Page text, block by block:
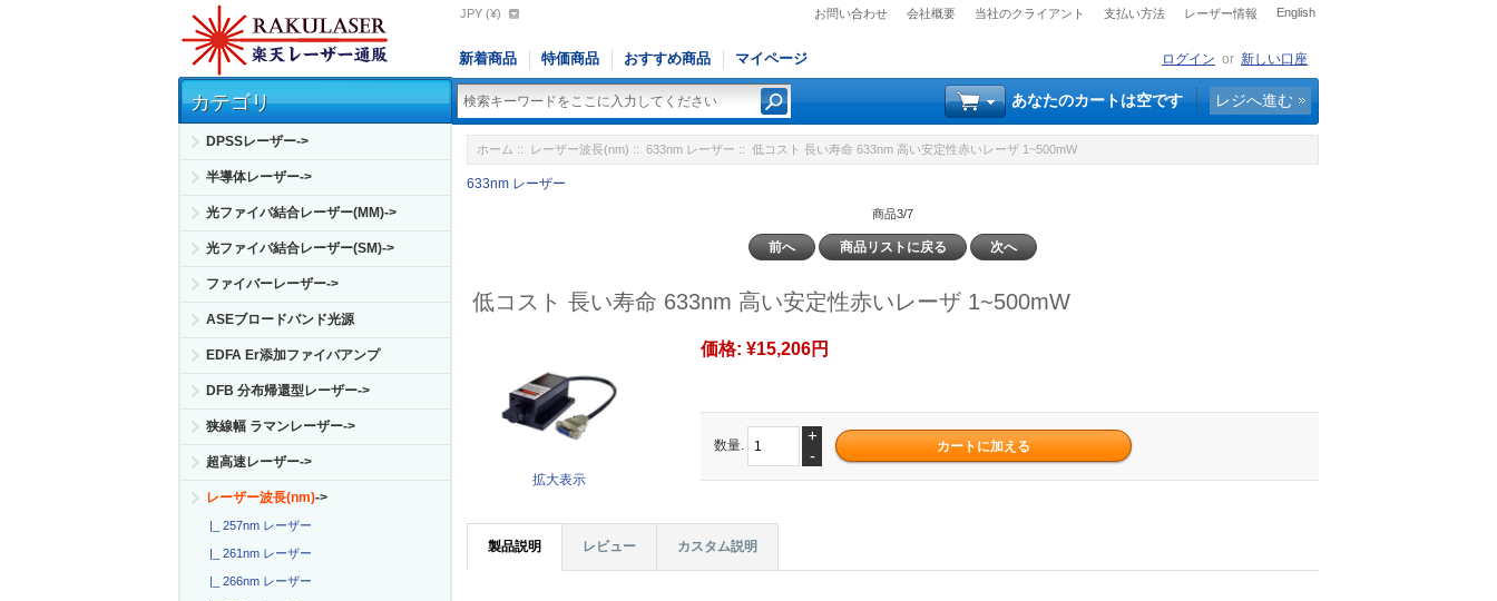
お問い合わせ 会社概要 当社のクライアント 支払い方法 レーザー情報 English
JPY (¥)
新着商品 特価商品 おすすめ商品 マイページ ログイン or 新しい口座
あなたのカートは空です レジへ進む
カテゴリ
DPSSレーザー->
半導体レーザー->
光ファイバ結合レーザー(MM)->
光ファイバ結合レーザー(SM)->
ファイバーレーザー->
ASEブロードバンド光源
EDFA Er添加ファイバアンプ
DFB 分布帰還型レーザー->
狭線幅 ラマンレーザー->
超高速レーザー->
レーザー波長(nm)->
|_ 257nm レーザー
|_ 261nm レーザー
|_ 266nm レーザー
ホーム :: レーザー波長(nm) ::633nm レーザー :: 低コスト 長い寿命 633nm 高い安定性赤いレーザ 1~500mW
633nm レーザー
商品3/7
前へ 商品リストに戻る 次へ
低コスト 長い寿命 633nm 高い安定性赤いレーザ 1~500mW
拡大表示
価格:¥15,206円
数量.
+
-
製品説明 レビュー カスタム説明